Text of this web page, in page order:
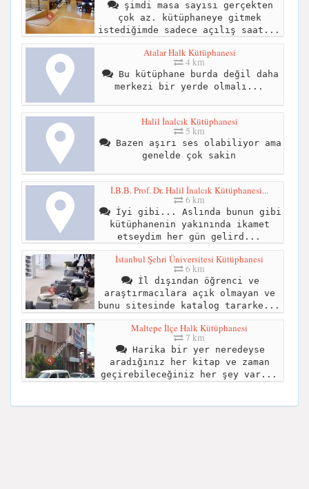
şimdi masa sayısı gerçekten
çok az. kütüphaneye gitmek
istediğimde sadece açılış saat...
Atalar Halk Kütüphanesi
4 km
Bu kütüphane burda değil daha
merkezi bir yerde olmalı...
Halil İnalcık Kütüphanesi
5 km
Bazen aşırı ses olabiliyor ama
genelde çok sakin
İ.B.B. Prof. Dr. Halil İnalcık Kütüphanesi...
6 km
İyi gibi... Aslında bunun gibi
kütüphanenin yakınında ikamet
etseydim her gün gelird...
İstanbul Şehri Üniversitesi Kütüphanesi
6 km
İl dışından öğrenci ve
araştırmacılara açık olmayan ve
bunu sitesinde katalog tararke...
Maltepe İlçe Halk Kütüphanesi
7 km
Harika bir yer neredeyse
aradığınız her kitap ve zaman
geçirebileceğiniz her şey var...